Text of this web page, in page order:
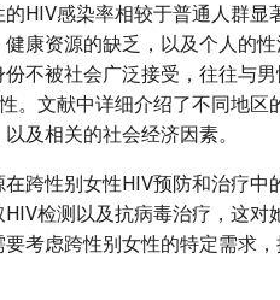
HIV感染率相较于普通人群显
康资源的缺乏，以及个人的
不被社会广泛接受，往往与
。文献中详细介绍了不同地
及相关的社会经济因素。
跨性别女性HIV预防和治疗
检测以及抗病毒治疗，这
考虑跨性别女性的特定需求